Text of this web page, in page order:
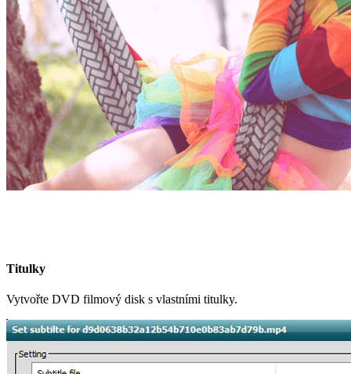
Titulky
Vytvořte DVD filmový disk s vlastními titulky.